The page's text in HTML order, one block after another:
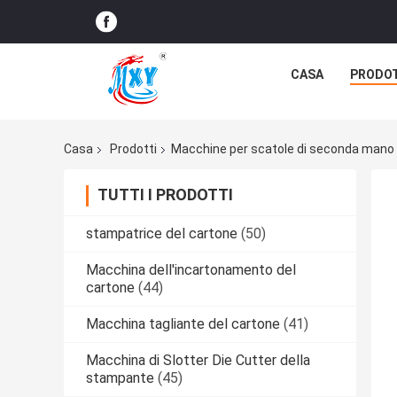
CASA
Casa Prodotti Macchine per scatole di seconda mano
TUTTI I PRODOTTI
stampatrice del cartone (50)
Macchina dell'incartonamento del
cartone (44)
Macchina tagliante del cartone (41)
Macchina di Slotter Die Cutter della
stampante (45)